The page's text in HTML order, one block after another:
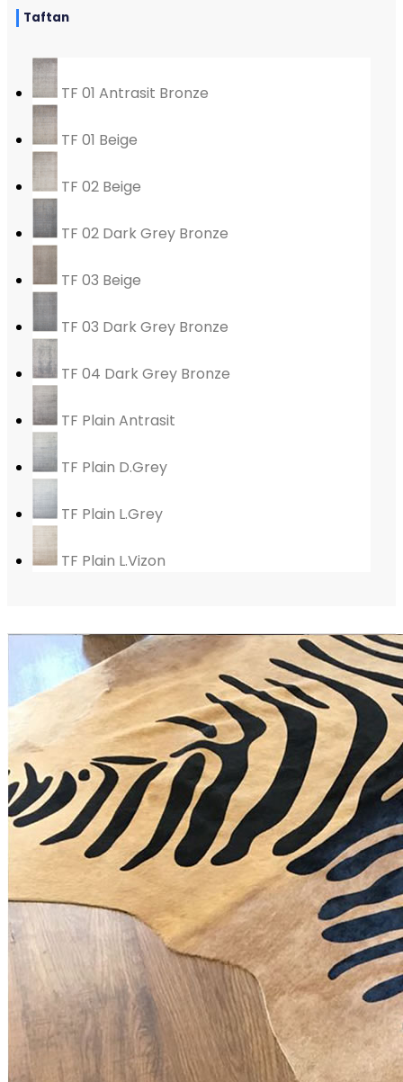
Taftan
TF 01 Antrasit Bronze
TF 01 Beige
TF 02 Beige
TF 02 Dark Grey Bronze
TF 03 Beige
TF 03 Dark Grey Bronze
TF 04 Dark Grey Bronze
TF Plain Antrasit
TF Plain D.Grey
TF Plain L.Grey
TF Plain L.Vizon